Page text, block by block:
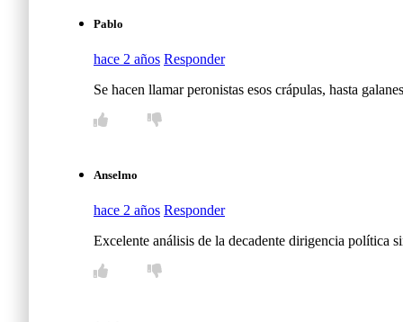
Pablo
hace 2 años Responder
Se hacen llamar peronistas esos crápulas, hasta
Anselmo
hace 2 años Responder
Excelente análisis de la decadente dirigencia política